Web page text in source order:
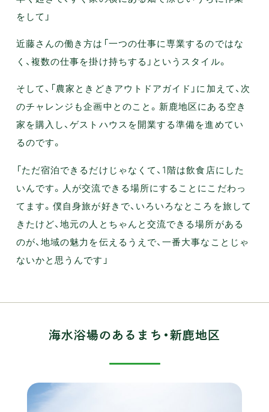
をして」
近藤さんの働き方は「一つの仕事に専業するのではな
く、複数の仕事を掛け持ちする」というスタイル。
そして、「農家ときどきアウトドアガイド」に加えて、次
のチャレンジも企画中とのこと。新鹿地区にある空き
家を購入し、ゲストハウスを開業する準備を進めてい
るのです。
「ただ宿泊できるだけじゃなくて、1階は飲食店にした
いんです。人が交流できる場所にすることにこだわっ
てます。僕自身旅が好きで、いろいろなところを旅して
きたけど、地元の人とちゃんと交流できる場所がある
のが、地域の魅力を伝えるうえで、一番大事なことじゃ
ないかと思うんです」
海水浴場のあるまち・新鹿地区